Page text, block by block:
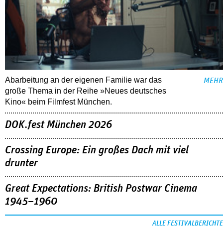
Abarbeitung an der eigenen Familie war das
große Thema in der Reihe »Neues deutsches
Kino« beim Filmfest München.
MEHR
DOK.fest München 2026
Crossing Europe: Ein großes Dach mit viel
drunter
Great Expectations: British Postwar Cinema
1945–1960
ALLE FESTIVALBERICHTE